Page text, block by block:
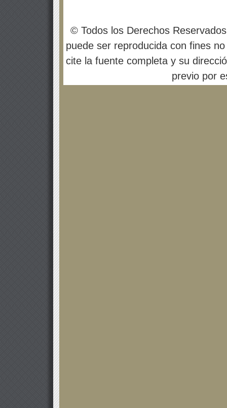
© Todos los Derechos
puede ser reproducida con fines
cite la fuente completa y su
previo por